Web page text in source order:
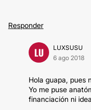
Responder
LU
LUXSUSU
6 ago 2018
Hola guapa, pues
Yo me puse
financiación ni